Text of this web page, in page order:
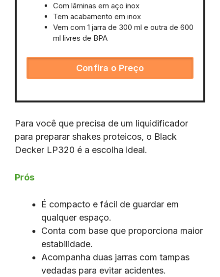
Com lâminas em aço inox
Tem acabamento em inox
Vem com 1 jarra de 300 ml e outra de 600
ml livres de BPA
Confira o Preço
Para você que precisa de um liquidificador
para preparar shakes proteicos, o Black
Decker LP320 é a escolha ideal.
Prós
É compacto e fácil de guardar em
qualquer espaço.
Conta com base que proporciona maior
estabilidade.
Acompanha duas jarras com tampas
vedadas para evitar acidentes.